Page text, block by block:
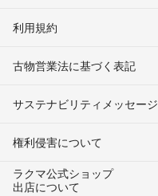
利用規約
古物営業法に基づく表記
サステナビリティメッセージ
権利侵害について
ラクマ公式ショップ
出店について